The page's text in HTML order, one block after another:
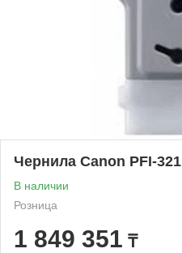
Чернила Canon PFI-
В наличии
Розница
1 849 351 ₸